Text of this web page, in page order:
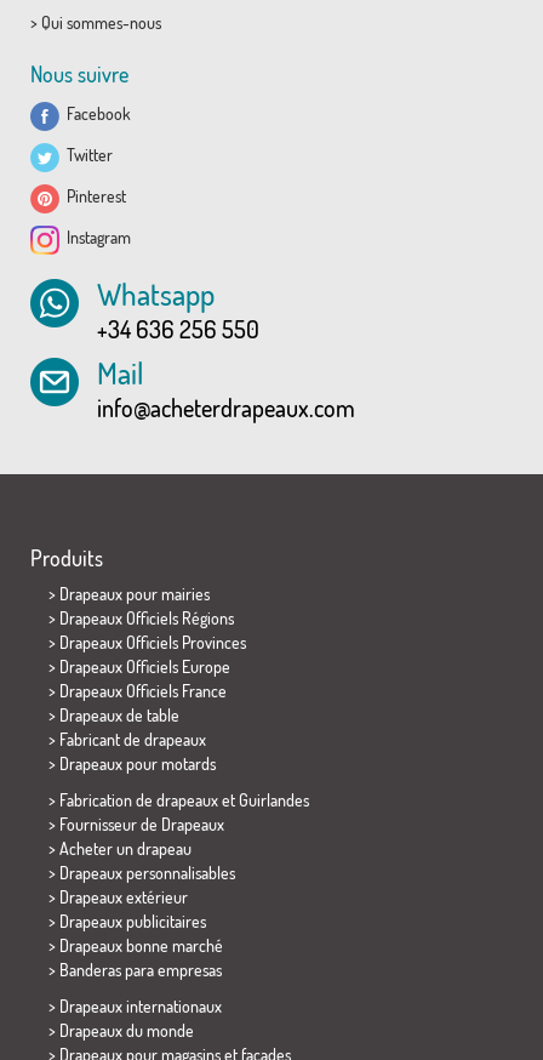
> Qui sommes-nous
Nous suivre
Facebook
Twitter
Pinterest
Instagram
Whatsapp
+34 636 256 550
Mail
info@acheterdrapeaux.com
Produits
> Drapeaux pour mairies
> Drapeaux Officiels Régions
> Drapeaux Officiels Provinces
> Drapeaux Officiels Europe
> Drapeaux Officiels France
> Drapeaux de table
> Fabricant de drapeaux
> Drapeaux pour motards
> Fabrication de drapeaux et Guirlandes
> Fournisseur de Drapeaux
> Acheter un drapeau
> Drapeaux personnalisables
> Drapeaux extérieur
> Drapeaux publicitaires
> Drapeaux bonne marché
> Banderas para empresas
> Drapeaux internationaux
> Drapeaux du monde
> Drapeaux pour magasins et façades